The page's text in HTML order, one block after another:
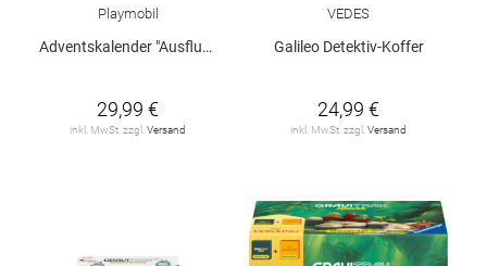
Playmobil
Adventskalender "Ausflug auf den Weihnachtsmarkt"
29,99 €
inkl. MwSt. zzgl.Versand
VEDES
Galileo Detektiv-Koffer
24,99 €
inkl. MwSt. zzgl.Versand